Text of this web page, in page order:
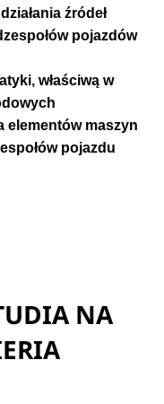
źródeł
pojazdów
właściwą w
elementów maszyn
pojazdu
NA